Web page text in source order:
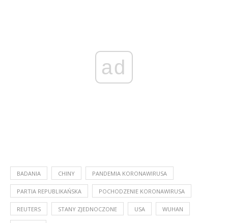
ad
BADANIA CHINY PANDEMIA KORONAWIRUSA
PARTIA REPUBLIKAŃSKA POCHODZENIE KORONAWIRUSA
REUTERS STANY ZJEDNOCZONE USA WUHAN